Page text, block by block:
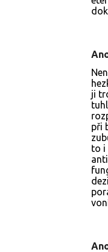
ji
při
to i